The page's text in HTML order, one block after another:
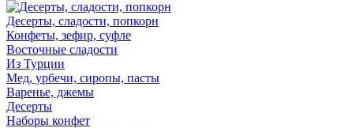
Десерты, сладости, попкорн
Конфеты, зефир, суфле
Восточные сладости
Из Турции
Мед, урбечи, сиропы, пасты
Варенье, джемы
Десерты
Наборы конфет